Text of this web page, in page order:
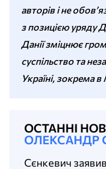
авторів і не
з позицією уряду
Данії зміцнює
суспільство та
Україні, зокрема
ОСТАННІ
ОЛЕКСАНДР
Сєнкевич